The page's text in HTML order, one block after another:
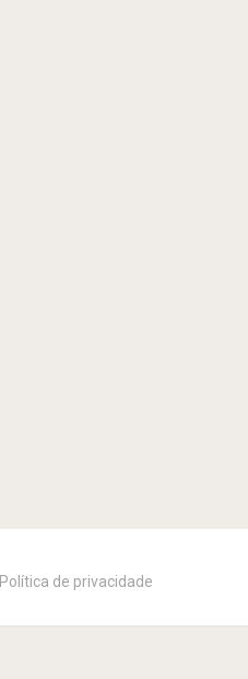
Política de privacidade